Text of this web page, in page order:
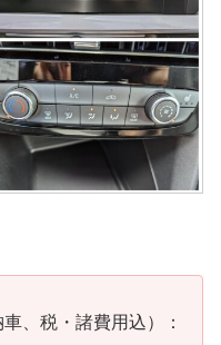
、税・諸費用込）：